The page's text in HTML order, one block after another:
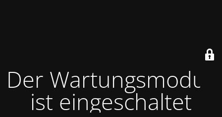
Der Wartungsmodus
ist eingeschaltet